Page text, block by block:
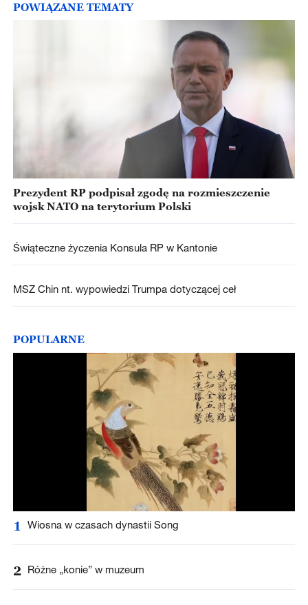
POWIĄZANE TEMATY
Prezydent RP podpisał zgodę na rozmieszczenie
wojsk NATO na terytorium Polski
Świąteczne życzenia Konsula RP w Kantonie
MSZ Chin nt. wypowiedzi Trumpa dotyczącej ceł
POPULARNE
1 Wiosna w czasach dynastii Song
2 Różne „konie” w muzeum